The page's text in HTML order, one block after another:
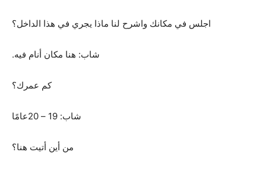
اجلس في مكانك واشرح لنا ماذا يجري في هذا الداخل؟
شاب: هنا مكان أنام فيه.
كم عمرك؟
شاب: 19 – 20عامًا
من أين أتيت هنا؟